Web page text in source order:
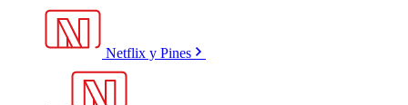
Netflix y Pines